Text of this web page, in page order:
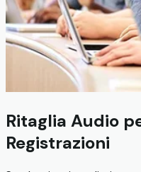
Ritaglia Audio
Registrazioni